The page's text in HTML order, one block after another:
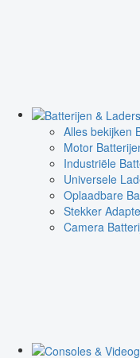
Alles bekijken
Motor
Industriële
Universele
Oplaadbare
Stekker
Camera